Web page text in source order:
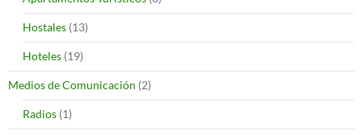
Hostales (13)
Hoteles (19)
Medios de Comunicación (2)
Radios (1)